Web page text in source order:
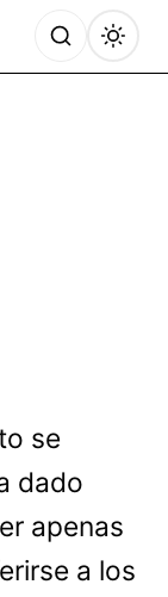
se
dado
apenas
a los